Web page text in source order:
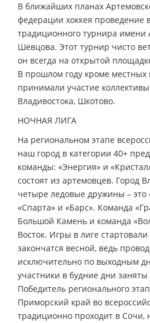
В ближайших планах
федерации хоккея проведение
традиционного турнира имени
Шевцова. Этот турнир чисто
он всегда на открытой
В прошлом году кроме местных
принимали участие
Владивостока, Шкотово.
НОЧНАЯ ЛИГА
На региональном этапе
наш город в категории 40+
команды: «Энергия» и
состоят из артемовцев. Город
четыре ледовые дружины –
«Спарта» и «Барс». Команда
Большой Камень и команда
Восток. Игры в лиге
закончатся весной, ведь
исключительно по выходным
участники в будние дни
Победитель регионального
Приморский край во
традиционно проходит в Сочи,